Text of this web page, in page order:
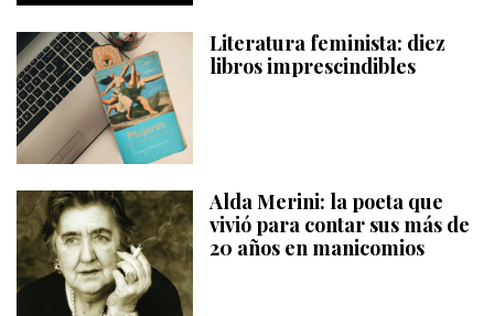
Literatura feminista: diez
libros imprescindibles
Alda Merini: la poeta que
vivió para contar sus más de
20 años en manicomios